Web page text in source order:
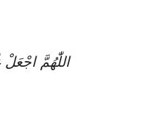
اللّٰهُمَّ